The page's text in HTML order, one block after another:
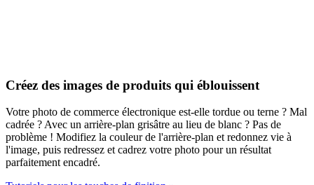
Créez des images de produits qui éblouissent
Votre photo de commerce électronique est-elle tordue ou terne ? Mal
cadrée ? Avec un arrière-plan grisâtre au lieu de blanc ? Pas de
problème ! Modifiez la couleur de l'arrière-plan et redonnez vie à
l'image, puis redressez et cadrez votre photo pour un résultat
parfaitement encadré.